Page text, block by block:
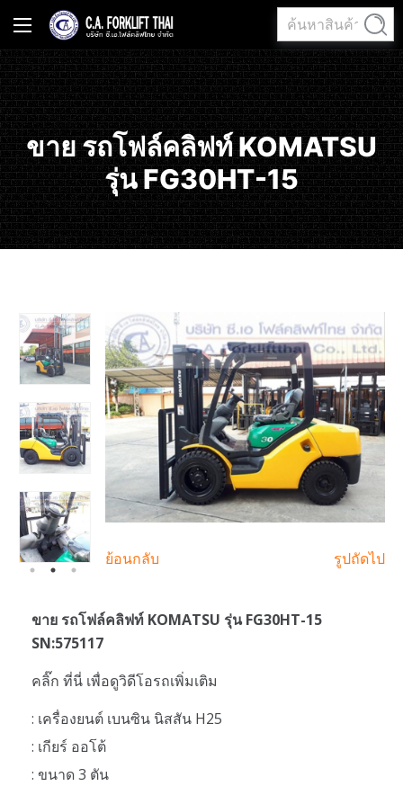
ค้นหา: ค้นหา
ขาย รถโฟล์คลิฟท์ KOMATSU
รุ่น FG30HT-15
ย้อนกลับ รูปถัดไป
ขาย รถโฟล์คลิฟท์ KOMATSU รุ่น FG30HT-15
SN:575117
คลิ๊ก ที่นี่ เพื่อดูวิดีโอรถเพิ่มเติม
: เครื่องยนต์ เบนซิน นิสสัน H25
: เกียร์ ออโต้
: ขนาด 3 ตัน